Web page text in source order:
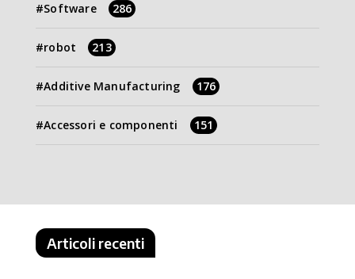
Software 286
robot 213
Additive Manufacturing 176
Accessori e componenti 151
Articoli recenti